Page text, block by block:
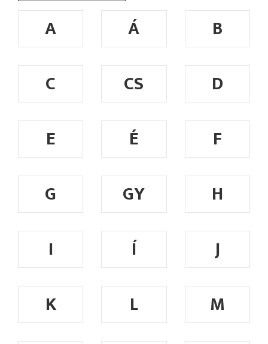
A Á
B
C
CS
D
E
É
F
G
GY
H
I
Í
J
K
L M